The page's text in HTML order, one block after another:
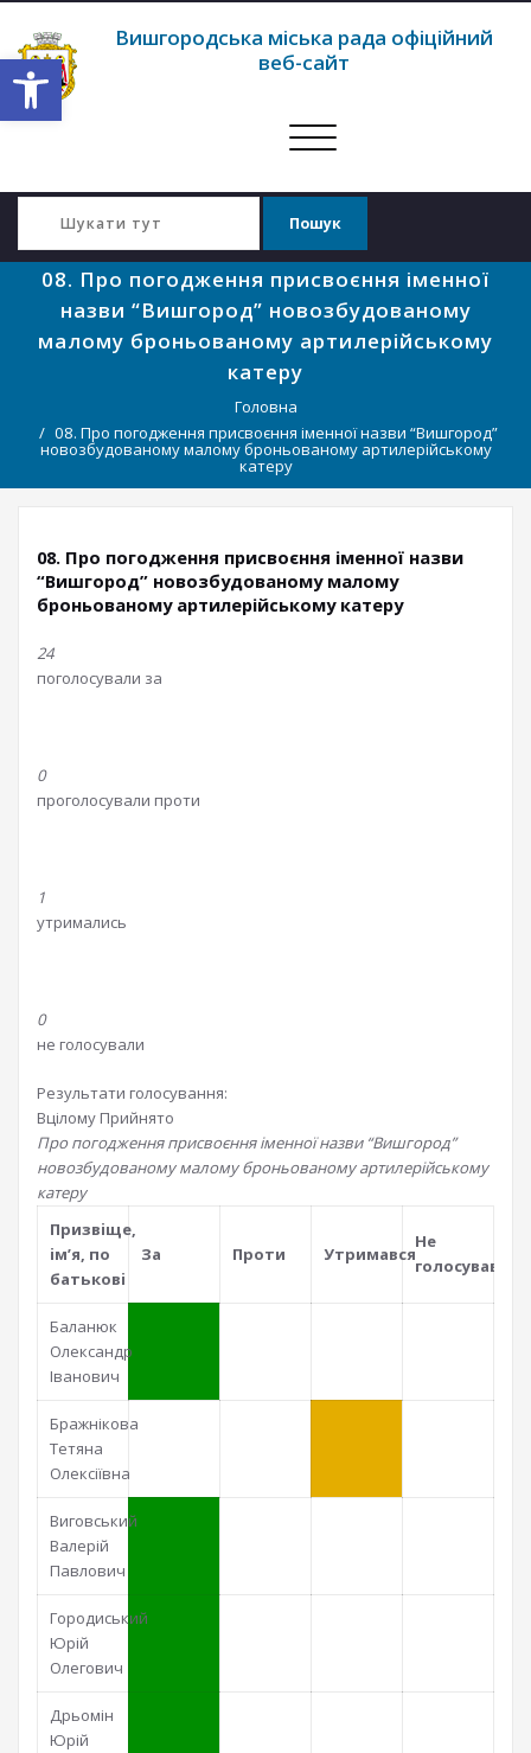
Відкрити Панель інструментів
Вишгородська міська рада офіційний
веб-сайт
Перемкнути
08. Про погодження присвоєння іменної
назви “Вишгород” новозбудованому
малому броньованому артилерійському
катеру
Головна
08. Про погодження присвоєння іменної назви “Вишгород”
новозбудованому малому броньованому артилерійському
катеру
08. Про погодження присвоєння іменної назви
“Вишгород” новозбудованому малому
броньованому артилерійському катеру
24
поголосували за
0
проголосували проти
1
утримались
0
не голосували
Результати голосування:
Вцілому Прийнято
Про погодження присвоєння іменної назви “Вишгород”
новозбудованому малому броньованому артилерійському
катеру
Призвiще,
iм’я, по
батьковi
За Проти Утримався
Не
голосував
Баланюк
Олександр
Іванович
Бражнікова
Тетяна
Олексіївна
Виговський
Валерій
Павлович
Городиський
Юрій
Олегович
Дрьомін
Юрій